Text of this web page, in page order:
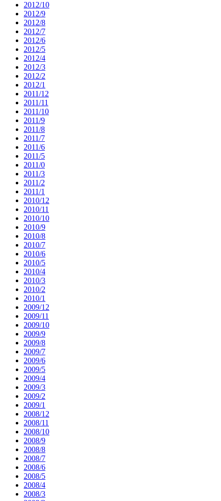
2012/10
2012/9
2012/8
2012/7
2012/6
2012/5
2012/4
2012/3
2012/2
2012/1
2011/12
2011/11
2011/10
2011/9
2011/8
2011/7
2011/6
2011/5
2011/0
2011/3
2011/2
2011/1
2010/12
2010/11
2010/10
2010/9
2010/8
2010/7
2010/6
2010/5
2010/4
2010/3
2010/2
2010/1
2009/12
2009/11
2009/10
2009/9
2009/8
2009/7
2009/6
2009/5
2009/4
2009/3
2009/2
2009/1
2008/12
2008/11
2008/10
2008/9
2008/8
2008/7
2008/6
2008/5
2008/4
2008/3